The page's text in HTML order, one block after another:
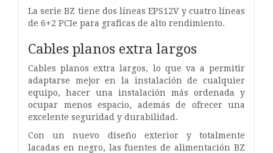
La serie BZ tiene dos líneas EPS12V y cuatro líneas
de 6+2 PCIe para graficas de alto rendimiento.
Cables planos extra largos
Cables planos extra largos, lo que va a permitir
adaptarse mejor en la instalación de cualquier
equipo, hacer una instalación más ordenada y
ocupar menos espacio, además de ofrecer una
excelente seguridad y durabilidad.
Con un nuevo diseño exterior y totalmente
lacadas en negro, las fuentes de alimentación BZ